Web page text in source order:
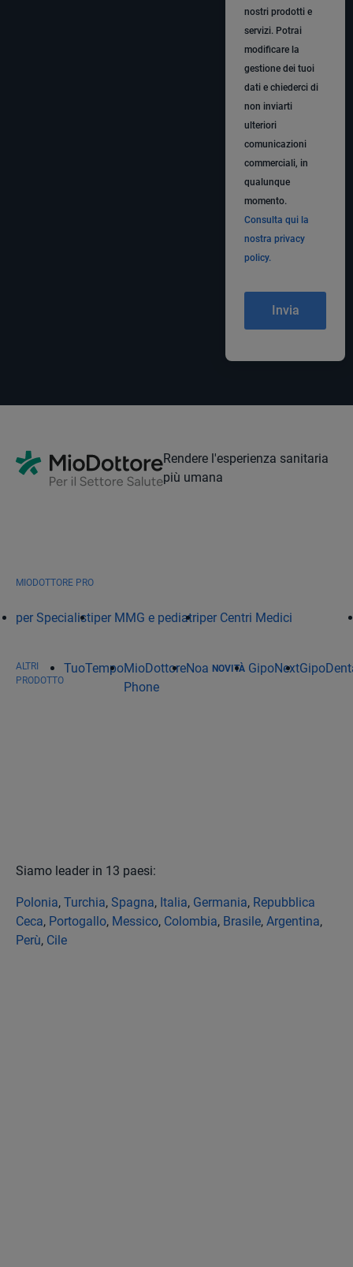
nostri prodotti e
servizi. Potrai
modificare la
gestione dei tuoi
dati e chiederci di
non inviarti
ulteriori
comunicazioni
commerciali, in
qualunque
momento.
Consulta qui la
nostra privacy
policy.
Rendere l'esperienza sanitaria
più umana
MIODOTTORE PRO
per Specialistiper MMG e pediatriper Centri Medici
ALTRI
PRODOTTO
TuoTempoMioDottore
Phone
Noa NOVITÀ GipoNext
Siamo leader in 13 paesi:
Polonia, Turchia, Spagna, Italia, Germania, Repubblica
Ceca, Portogallo, Messico, Colombia, Brasile, Argentina,
Perù, Cile